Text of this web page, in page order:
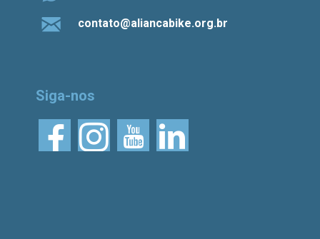
contato@aliancabike.org.br
Siga-nos